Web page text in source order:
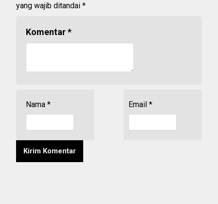
yang wajib ditandai *
Komentar*
Nama * Email *